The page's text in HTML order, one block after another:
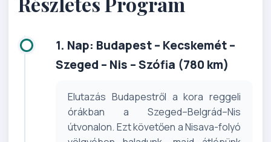
1. Nap: Budapest – Kecskemét –
Szeged – Nis – Szófia (780 km)
Elutazás Budapestről a kora reggeli
órákban a Szeged–Belgrád–Nis
útvonalon. Ezt követően a Nisava-folyó